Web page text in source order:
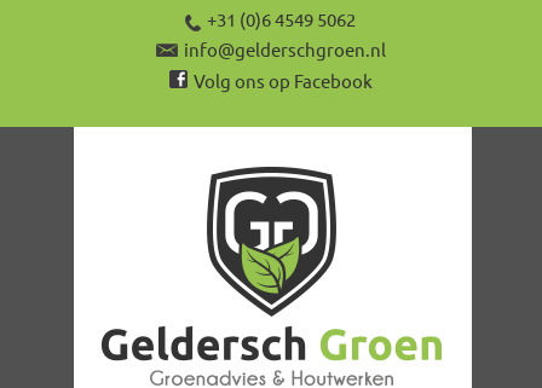
+31 (0)6 4549 5062
info@gelderschgroen.nl
Volg ons op Facebook